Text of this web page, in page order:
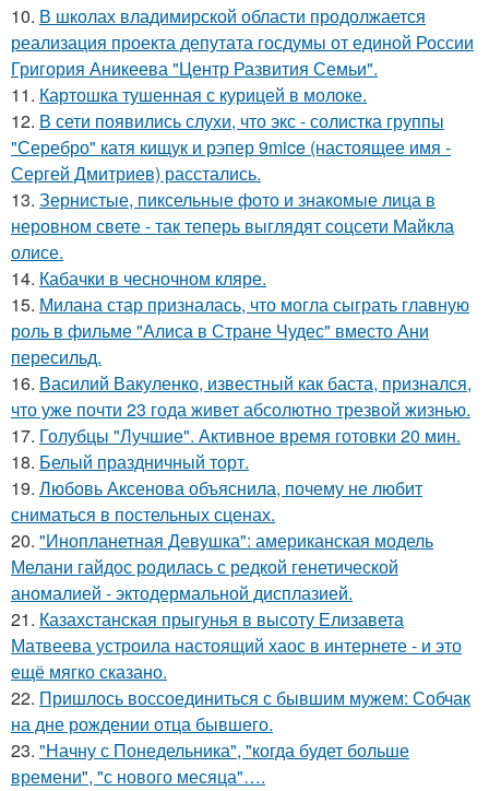
10. В школах владимирской области продолжается
реализация проекта депутата госдумы от единой России
Григория Аникеева "Центр Развития Семьи".
11. Картошка тушенная с курицей в молоке.
12. В сети появились слухи, что экс - солистка группы
"Серебро" катя кищук и рэпер 9mice (настоящее имя -
Сергей Дмитриев) расстались.
13. Зернистые, пиксельные фото и знакомые лица в
неровном свете - так теперь выглядят соцсети Майкла
олисе.
14. Кабачки в чесночном кляре.
15. Милана стар призналась, что могла сыграть главную
роль в фильме "Алиса в Стране Чудес" вместо Ани
пересильд.
16. Василий Вакуленко, известный как баста, признался,
что уже почти 23 года живет абсолютно трезвой жизнью.
17. Голубцы "Лучшие". Активное время готовки 20 мин.
18. Белый праздничный торт.
19. Любовь Аксенова объяснила, почему не любит
сниматься в постельных сценах.
20. "Инопланетная Девушка": американская модель
Мелани гайдос родилась с редкой генетической
аномалией - эктодермальной дисплазией.
21. Казахстанская прыгунья в высоту Елизавета
Матвеева устроила настоящий хаос в интернете - и это
ещё мягко сказано.
22. Пришлось воссоединиться с бывшим мужем: Собчак
на дне рождении отца бывшего.
23. "Начну с Понедельника", "когда будет больше
времени", "с нового месяца"….